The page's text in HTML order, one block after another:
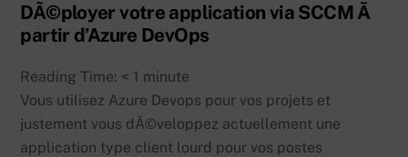
DÃ©ployer votre application via SCCM Ã
partir d’Azure DevOps
Reading Time: < 1 minute
Vous utilisez Azure Devops pour vos projets et
justement vous dÃ©veloppez actuellement une
application type client lourd pour vos postes